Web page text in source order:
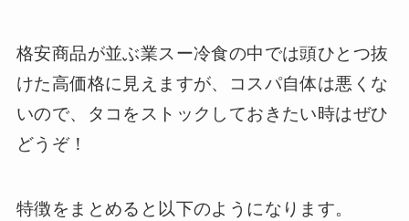
格安商品が並ぶ業スー冷食の中では頭ひとつ抜
けた高価格に見えますが、コスパ自体は悪くな
いので、タコをストックしておきたい時はぜひ
どうぞ！
特徴をまとめると以下のようになります。